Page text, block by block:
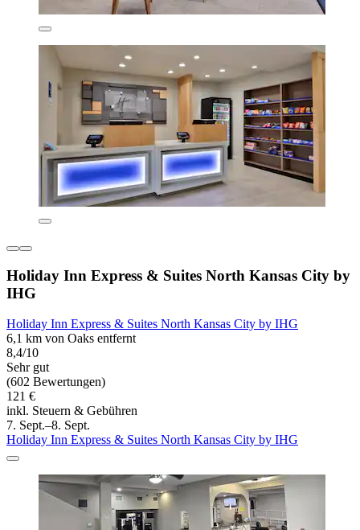
Holiday Inn Express & Suites North Kansas City by
IHG
Holiday Inn Express & Suites North Kansas City by IHG
6,1 km von Oaks entfernt
8,4/10
Sehr gut
(602 Bewertungen)
121 €
inkl. Steuern & Gebühren
7. Sept.–8. Sept.
Holiday Inn Express & Suites North Kansas City by IHG